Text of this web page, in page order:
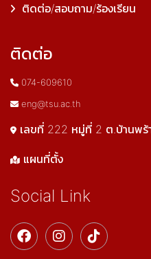
ติดต่อ/สอบถาม/ร้องเรียน
ติดต่อ
074-609610
eng@tsu.ac.th
เลขที่ 222 หมู่ที่ 2 ต.บ้านพร้
แผนที่ตั้ง
Social Link